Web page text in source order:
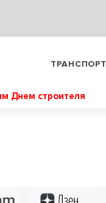
ТРАНСПОРТ
Днем строителя